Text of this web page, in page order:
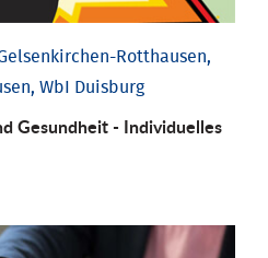
Rotthausen,
WbI Duisburg
Gesund­heit - Individu­elles